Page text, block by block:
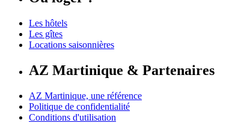
Les hôtels
Les gîtes
Locations saisonnières
AZ Martinique & Partenaires
AZ Martinique, une référence
Politique de confidentialité
Conditions d'utilisation